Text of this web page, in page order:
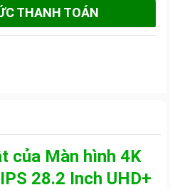
THANH TOÁN
của Màn hình 4K
28.2 Inch UHD+